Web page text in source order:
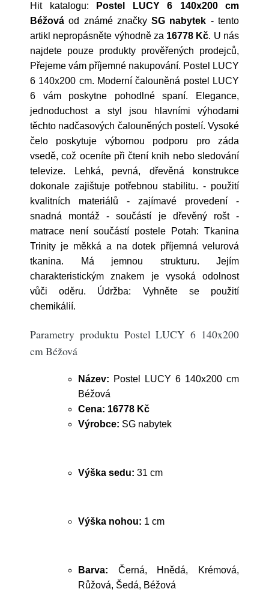
Hit katalogu:
Postel LUCY 6 140x200 cm
Béžová od známé značkySG nabytek - tento
artikl nepropásněte výhodně za 16778 Kč. U nás
najdete pouze produkty prověřených prodejců,
Přejeme vám příjemné nakupování. Postel LUCY
6 140x200 cm. Moderní čalouněná postel LUCY
6 vám poskytne pohodlné spaní. Elegance,
jednoduchost a styl jsou hlavními výhodami
těchto nadčasových čalouněných postelí. Vysoké
čelo poskytuje výbornou podporu pro záda
vsedě, což oceníte při čtení knih nebo sledování
televize. Lehká, pevná, dřevěná konstrukce
dokonale zajištuje potřebnou stabilitu. - použití
kvalitních materiálů - zajímavé provedení -
snadná montáž - součástí je dřevěný rošt -
matrace není součástí postele Potah: Tkanina
Trinity je měkká a na dotek příjemná velurová
tkanina. Má jemnou strukturu. Jejím
charakteristickým znakem je vysoká odolnost
vůči oděru. Údržba: Vyhněte se použití
chemikálií.
Parametry produktu Postel LUCY 6 140x200
cm Béžová
Název: Postel LUCY 6 140x200 cm
Béžová
Cena: 16778 Kč
Výrobce: SG nabytek
Výška sedu: 31 cm
Výška nohou: 1 cm
Barva: Černá, Hnědá, Krémová,
Růžová, Šedá, Béžová